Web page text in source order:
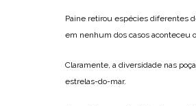
Paine retirou espécies diferentes
em nenhum dos casos aconteceu
Claramente, a diversidade nas
estrelas-do-mar.